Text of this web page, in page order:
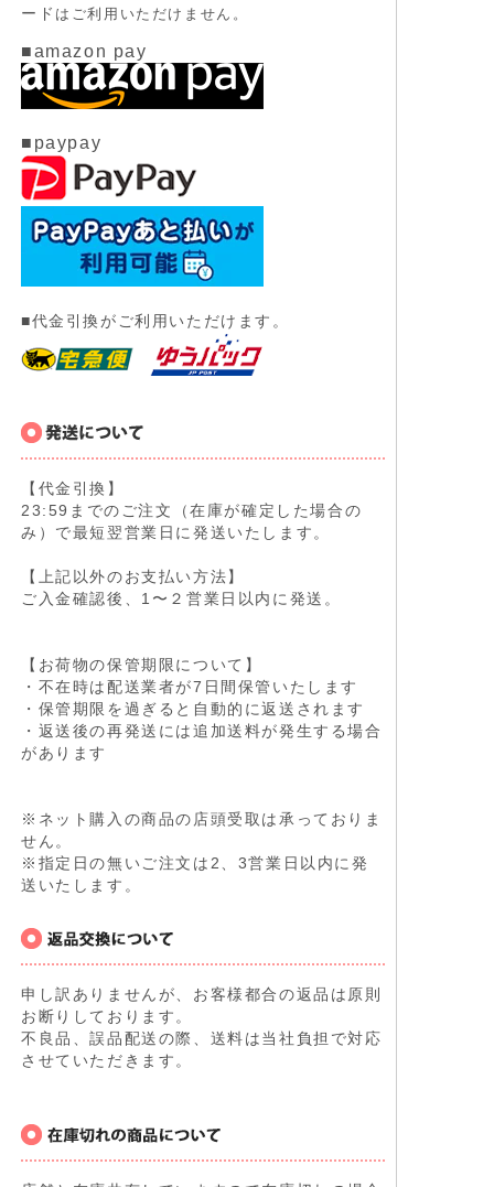
ード はご利用いただけません。
■amazon pay
■paypay
■代金引換がご利用いただけます。
【代金引換】
23:59までのご注文（在庫が確定した場合の
み）で最短翌営業日に発送いたします。
【上記以外のお支払い方法】
ご入金確認後、1〜２営業日以内に発送。
【お荷物の保管期限について】
・不在時は配送業者が7日間保管いたします
・保管期限を過ぎると自動的に返送されます
・返送後の再発送には追加送料が発生する場合
があります
※ネット購入の商品の店頭受取は承っておりま
せん。
※指定日の無いご注文は2、3営業日以内に発
送いたします。
申し訳ありませんが、お客様都合の返品は原則
お断りしております。
不良品、誤品配送の際、送料は当社負担で対応
させていただきます。